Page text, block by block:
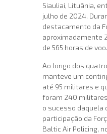
Siauliai, Lituânia,
julho de 2024.
destacamento da
aproximadamente
de 565 horas de voo.
Ao longo dos
manteve um
até 95 militares e
foram 240
o sucesso daquela
participação da
Baltic Air Policing,